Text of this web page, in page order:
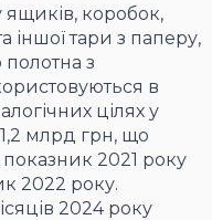
коробок,
іншої тари з паперу,
полотна з
в
цілях у
млрд грн, що
2021 року
2022 року.
2024 року